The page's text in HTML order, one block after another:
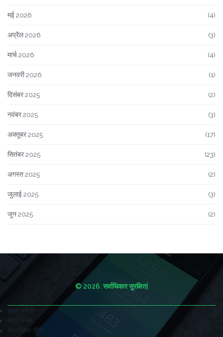
मई 2026 (4)
अप्रैल 2026 (3)
मार्च 2026 (4)
जनवरी 2026 (1)
दिसंबर 2025 (2)
नवंबर 2025 (3)
अक्तूबर 2025 (17)
सितंबर 2025 (23)
अगस्त 2025 (2)
जुलाई 2025 (3)
जून 2025 (2)
© 2026. सर्वाधिकार सुरक्षित|
हमारे बारे में
सेवा नियम
गोपनीयता नीति